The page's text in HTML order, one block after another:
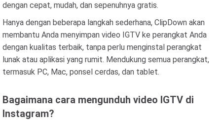
dengan cepat, mudah, dan sepenuhnya gratis.
Hanya dengan beberapa langkah sederhana, ClipDown akan
membantu Anda menyimpan video IGTV ke perangkat Anda
dengan kualitas terbaik, tanpa perlu menginstal perangkat
lunak atau aplikasi yang rumit. Mendukung semua perangkat,
termasuk PC, Mac, ponsel cerdas, dan tablet.
Bagaimana cara mengunduh video IGTV di
Instagram?